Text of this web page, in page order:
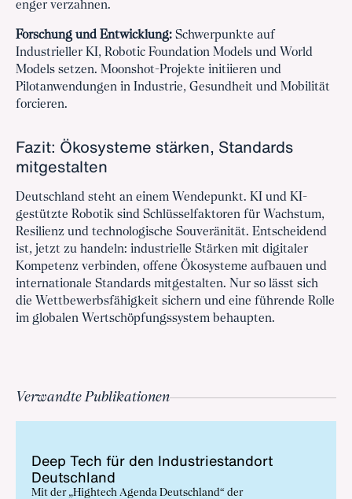
enger verzahnen.
Forschung und Entwicklung: Schwerpunkte auf
Industrieller KI, Robotic Foundation Models und World
Models setzen. Moonshot-Projekte initiieren und
Pilotanwendungen in Industrie, Gesundheit und Mobilität
forcieren.
Fazit: Ökosysteme stärken, Standards
mitgestalten
Deutschland steht an einem Wendepunkt. KI und KI-
gestützte Robotik sind Schlüsselfaktoren für Wachstum,
Resilienz und technologische Souveränität. Entscheidend
ist, jetzt zu handeln: industrielle Stärken mit digitaler
Kompetenz verbinden, offene Ökosysteme aufbauen und
internationale Standards mitgestalten. Nur so lässt sich
die Wettbewerbsfähigkeit sichern und eine führende Rolle
im globalen Wertschöpfungssystem behaupten.
Verwandte Publikationen
Deep Tech für den In­dus­trie­stand­ort
Deutsch­land
Mit der „Hightech Agenda Deutschland“ der